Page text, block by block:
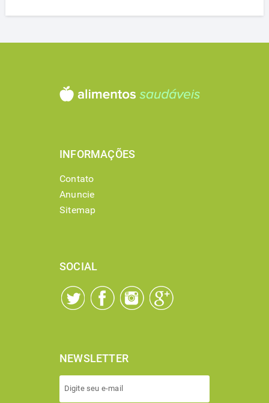
INFORMAÇÕES
Contato
Anuncie
Sitemap
SOCIAL
NEWSLETTER